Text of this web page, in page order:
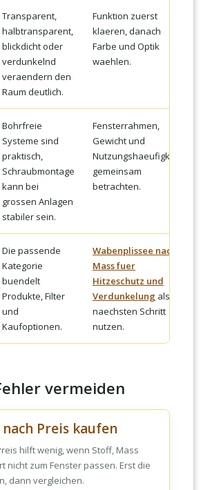
Transparent,
halbtransparent,
blickdicht oder
verdunkelnd
veraendern den
Raum deutlich.
Funktion zuerst
klaeren, danach
Farbe und Optik
waehlen.
Bohrfreie
Systeme sind
praktisch,
Schraubmontage
kann bei
grossen Anlagen
stabiler sein.
Fensterrahmen,
Gewicht und
Nutzungshaeufigkeit
gemeinsam
betrachten.
Die passende
Kategorie
buendelt
Produkte, Filter
und
Kaufoptionen.
Wabenplissee nach
Mass fuer
Hitzeschutz und
Verdunkelung als
naechsten Schritt
nutzen.
vermeiden
Preis kaufen
hilft wenig, wenn Stoff, Mass
nicht zum Fenster passen. Erst die
dann vergleichen.